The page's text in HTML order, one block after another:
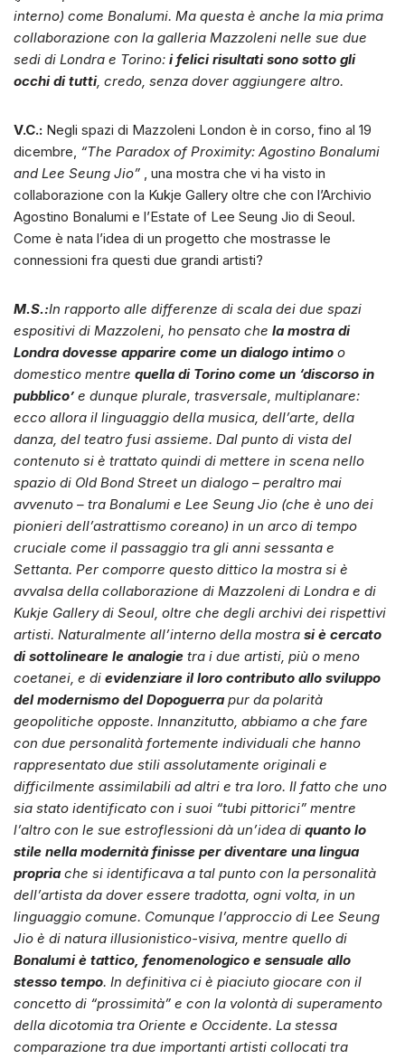
interno) come Bonalumi. Ma questa è anche la mia prima
collaborazione con la galleria Mazzoleni nelle sue due
sedi di Londra e Torino: i felici risultati sono sotto gli
occhi di tutti, credo, senza dover aggiungere altro.
V.C.: Negli spazi di Mazzoleni London è in corso, fino al 19
dicembre, “The Paradox of Proximity: Agostino Bonalumi
and Lee Seung Jio” , una mostra che vi ha visto in
collaborazione con la Kukje Gallery oltre che con l’Archivio
Agostino Bonalumi e l’Estate of Lee Seung Jio di Seoul.
Come è nata l’idea di un progetto che mostrasse le
connessioni fra questi due grandi artisti?
M.S.:In rapporto alle differenze di scala dei due spazi
espositivi di Mazzoleni, ho pensato che la mostra di
Londra dovesse apparire come un dialogo intimo o
domestico mentre quella di Torino come un ‘discorso in
pubblico’ e dunque plurale, trasversale, multiplanare:
ecco allora il linguaggio della musica, dell’arte, della
danza, del teatro fusi assieme. Dal punto di vista del
contenuto si è trattato quindi di mettere in scena nello
spazio di Old Bond Street un dialogo – peraltro mai
avvenuto – tra Bonalumi e Lee Seung Jio (che è uno dei
pionieri dell’astrattismo coreano) in un arco di tempo
cruciale come il passaggio tra gli anni sessanta e
Settanta. Per comporre questo dittico la mostra si è
avvalsa della collaborazione di Mazzoleni di Londra e di
Kukje Gallery di Seoul, oltre che degli archivi dei rispettivi
artisti. Naturalmente all’interno della mostra si è cercato
di sottolineare le analogie tra i due artisti, più o meno
coetanei, e di evidenziare il loro contributo allo sviluppo
del modernismo del Dopoguerrapur da polarità
geopolitiche opposte. Innanzitutto, abbiamo a che fare
con due personalità fortemente individuali che hanno
rappresentato due stili assolutamente originali e
difficilmente assimilabili ad altri e tra loro. Il fatto che uno
sia stato identificato con i suoi “tubi pittorici” mentre
l’altro con le sue estroflessioni dà un’idea di quanto lo
stile nella modernità finisse per diventare una lingua
propriache si identificava a tal punto con la personalità
dell’artista da dover essere tradotta, ogni volta, in un
linguaggio comune. Comunque l’approccio di Lee Seung
Jio è di natura illusionistico-visiva, mentre quello di
Bonalumi è tattico, fenomenologico e sensuale allo
stesso tempo. In definitiva ci è piaciuto giocare con il
concetto di “prossimità” e con la volontà di superamento
della dicotomia tra Oriente e Occidente. La stessa
comparazione tra due importanti artisti collocati tra